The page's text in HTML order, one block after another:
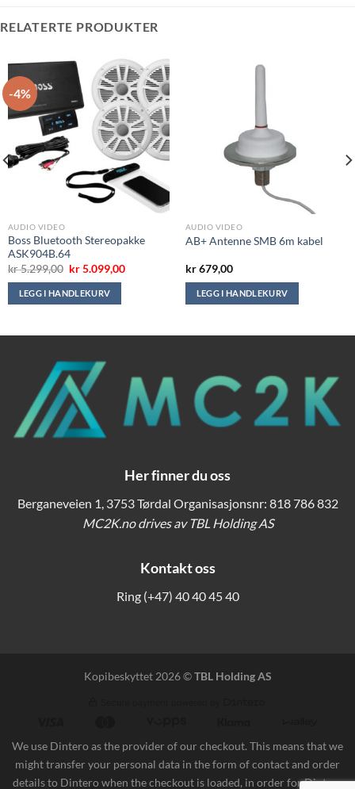
RELATERTE PRODUKTER
-4%
AUDIO VIDEO
Boss Bluetooth Stereopakke
ASK904B.64
kr5.299,00 Opprinnelig
var:
kr 5.299,00.
kr5.099,00Nåværende
LEGG I HANDLEKURV
AUDIO VIDEO
AB+ Antenne SMB 6m kabel
kr679,00
LEGG I HANDLEKURV
Her finner du oss
Berganeveien 1, 3753 Tørdal Organisasjonsnr: 818 786 832
MC2K.no drives av TBL Holding AS
Kontakt oss
Ring (+47) 40 40 45 40
Kopibeskyttet 2026 ©TBL Holding AS
We use Dintero as the provider of our checkout. This means that we
might transfer your personal data in the form of contact and order
details to Dintero when the checkout is loaded, in order for Dintero